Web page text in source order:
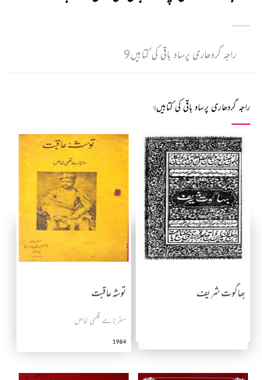
راجہ گردھاری پرساد باقی کی کتابیں9
راجہ گردھاری پرساد باقی کی کتابیں9
بھاگوت شریف توشه عاقبت
سفرنامے قلمی خاص
1984